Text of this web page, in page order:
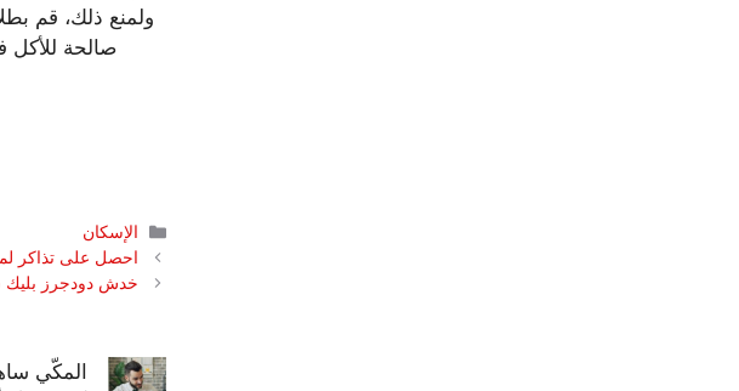
ولمنع ذلك، قم
صالحة للأكل
التصنيفات
الإسكان
احصل على تذاكر لمباريات
خدش دودجرز بليك
المكّي